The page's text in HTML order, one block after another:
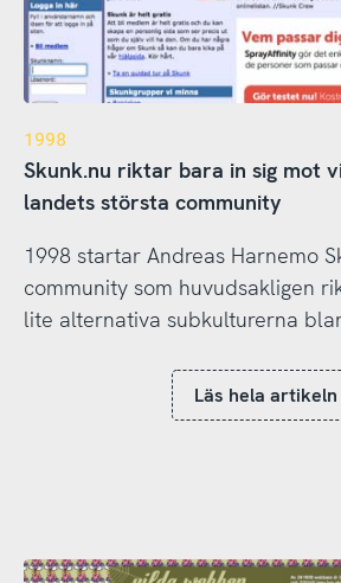
1998
Skunk.nu riktar bara in sig mot
landets största community
1998 startar Andreas Harnemo
community som huvudsakligen
lite alternativa subkulturerna
Läs hela artikeln